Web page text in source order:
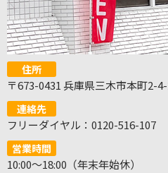
住所
〒673-0431 兵庫県三木市本町2-
連絡先
フリーダイヤル：0120-516-107
営業時間
10:00～18:00（年末年始休）